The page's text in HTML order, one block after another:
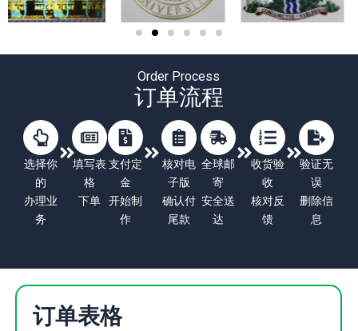
Order Process
订单流程
选择你
的
办理业
务
填写表
格
下单
支付定
金
开始制
作
核对电
子版
确认付
尾款
全球邮
寄
安全送
达
收货验
收
核对反
馈
验证无
误
删除信
息
订单表格